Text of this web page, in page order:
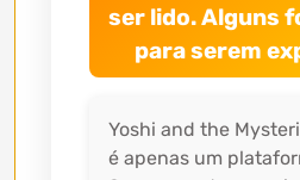
ser lido. Alguns
para serem
Yoshi and the
é apenas um